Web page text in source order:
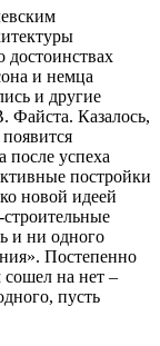
достоинствах
и немца
и другие
Файста. Казалось,
после успеха
постройки
новой идеей
и ни одного
Постепенно
сошел на нет –
пусть